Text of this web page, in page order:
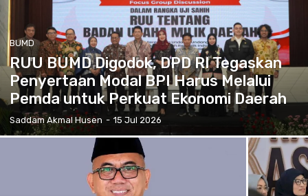
BUMD
RUU BUMD Digodok, DPD RI Tegaskan
Penyertaan Modal BPI Harus Melalui
Pemda untuk Perkuat Ekonomi Daerah
Saddam Akmal Husen - 15 Jul 2026